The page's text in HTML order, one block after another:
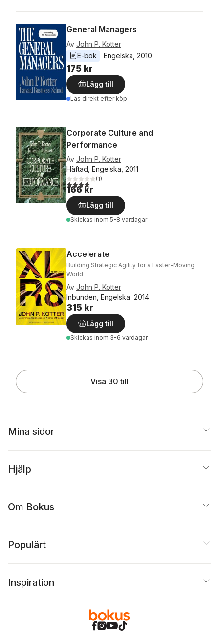
General Managers
Av John P. Kotter
E-bok
Engelska 2010
175 kr
Lägg till
Läs direkt efter köp
Corporate Culture and
Performance
Av John P. Kotter
Häftad, Engelska, 2011
4,0utav 5 stjärnor. Totalt antal röster:
(1)
166 kr
Lägg till
Skickas inom 5-8 vardagar
Accelerate
Building Strategic Agility for a Faster-Moving
World
Av John P. Kotter
Inbunden, Engelska, 2014
315 kr
Lägg till
Skickas inom 3-6 vardagar
Visa 30 till
Mina sidor
Hjälp
Om Bokus
Populärt
Inspiration